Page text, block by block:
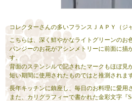
コレクターさんの多いフランスＪＡＰＹ（ジ
こちらは、深く鮮やかなライトグリーンの
パンジーのお花がアシンメトリーに前面に描
す。
背面のステンシルで記されたマークもほぼ見
短い期間に使用されたものではと推測されま
長年キッチンに鎮座し、毎日のお料理に愛用
また、カリグラフィーで書かれた金彩文字『